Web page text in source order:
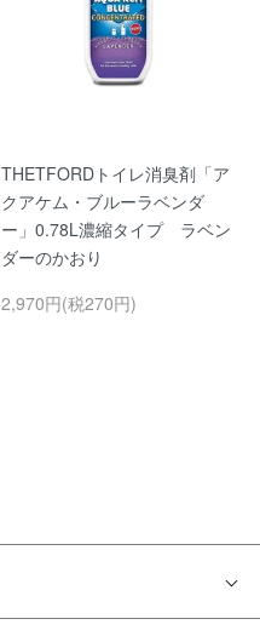
THETFORDトイレ消臭剤「ア
クアケム・ブルーラベンダ
ー」0.78L濃縮タイプ ラベン
ダーのかおり
2,970円(税270円)